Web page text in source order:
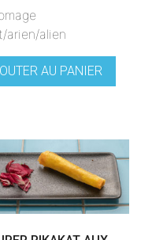
arien/alien
AU PANIER